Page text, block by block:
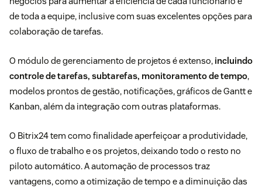
de toda a equipe, inclusive com suas excelentes opções para
colaboração de tarefas.
O módulo de gerenciamento de projetos é extenso, incluindo
controle de tarefas, subtarefas, monitoramento de tempo,
modelos prontos de gestão, notificações, gráficos de Gantt e
Kanban, além da integração com outras plataformas.
O Bitrix24 tem como finalidade aperfeiçoar a produtividade,
o fluxo de trabalho e os projetos, deixando todo o resto no
piloto automático. Aautomação de processos traz
vantagens, como a otimização de tempo e a diminuição das